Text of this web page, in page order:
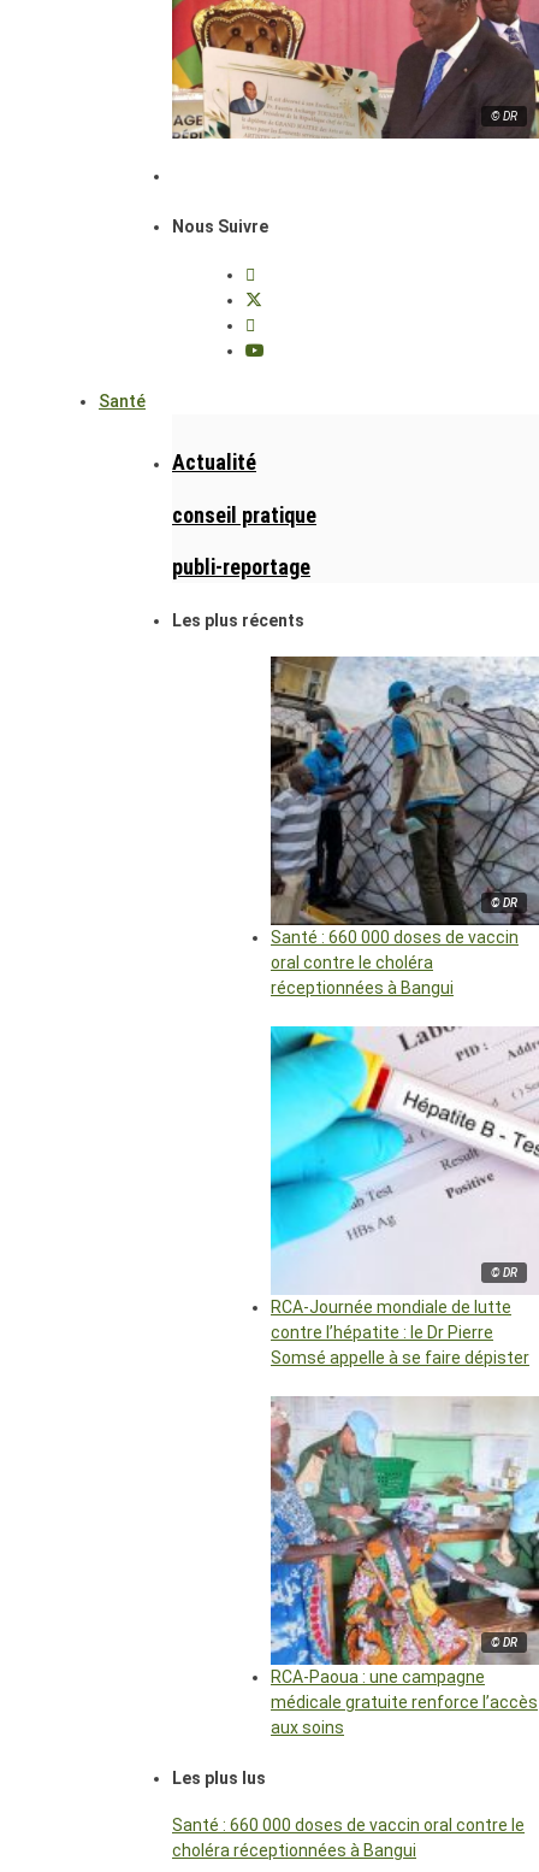
© DR
Nous Suivre
Santé
Actualité
conseil pratique
publi-reportage
Les plus récents
© DR
Santé : 660 000 doses de vaccin
oral contre le choléra
réceptionnées à Bangui
© DR
RCA-Journée mondiale de lutte
contre l’hépatite : le Dr Pierre
Somsé appelle à se faire dépister
© DR
RCA-Paoua : une campagne
médicale gratuite renforce l’accès
aux soins
Les plus lus
Santé : 660 000 doses de vaccin oral contre le
choléra réceptionnées à Bangui